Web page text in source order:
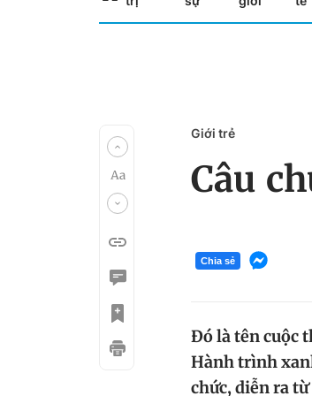
Giới trẻ
Câu
Chia sẻ
Đó là tên cuộc
Hành trình
chức, diễn ra từ